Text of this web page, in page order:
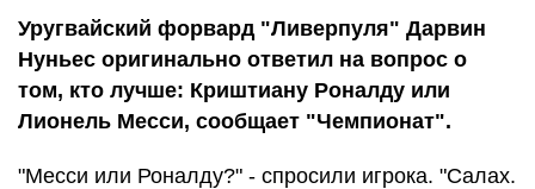
Уругвайский форвард "Ливерпуля" Дарвин
Нуньес оригинально ответил на вопрос о
том, кто лучше: Криштиану Роналду или
Лионель Месси, сообщает "Чемпионат".
"Месси или Роналду?" - спросили игрока. "Салах.